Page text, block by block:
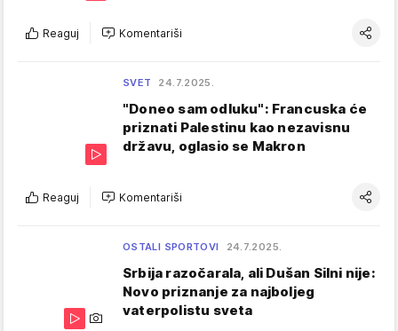
Reaguj Komentariši
SVET 24.7.2025.
"Doneo sam odluku": Francuska će
priznati Palestinu kao nezavisnu
državu, oglasio se Makron
Reaguj Komentariši
OSTALI SPORTOVI 24.7.2025.
Srbija razočarala, ali Dušan Silni nije:
Novo priznanje za najboljeg
vaterpolistu sveta